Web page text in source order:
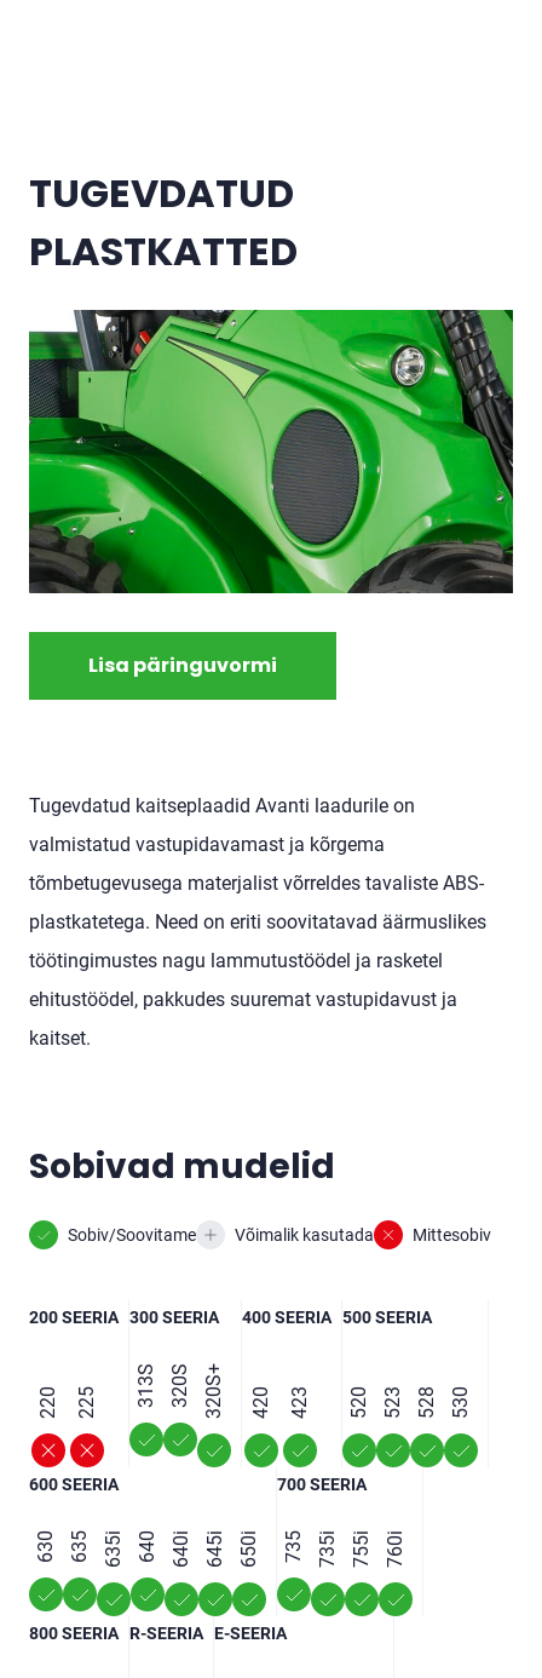
TUGEVDATUD
PLASTKATTED
Lisa päringuvormi
Tugevdatud kaitseplaadid Avanti laadurile on
valmistatud vastupidavamast ja kõrgema
tõmbetugevusega materjalist võrreldes tavaliste ABS-
plastkatetega. Need on eriti soovitatavad äärmuslikes
töötingimustes nagu lammutustöödel ja rasketel
ehitustöödel, pakkudes suuremat vastupidavust ja
kaitset.
Sobivad mudelid
Sobiv/Soovitame Võimalik kasutada Mittesobiv
200 SEERIA
220 225
300 SEERIA
313S 320S 320S+
400 SEERIA
420 423
500 SEERIA
520 523 528 530
600 SEERIA
630 635 635i 640 640i 645i 650i
700 SEERIA
735 735i 755i 760i
800 SEERIA R-SEERIA E-SEERIA